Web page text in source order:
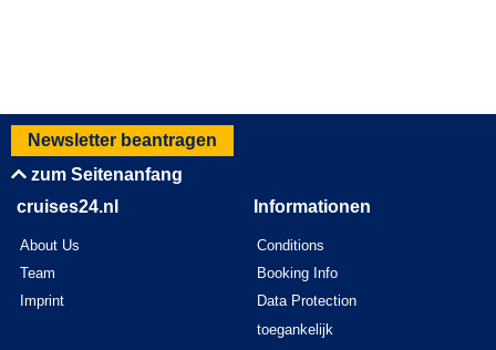
Newsletter beantragen
zum Seitenanfang
cruises24.nl
About Us
Team
Imprint
Informationen
Conditions
Booking Info
Data Protection
toegankelijk